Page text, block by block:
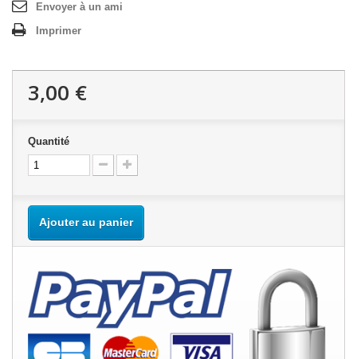
Envoyer à un ami
Imprimer
3,00 €
Quantité
Ajouter au panier